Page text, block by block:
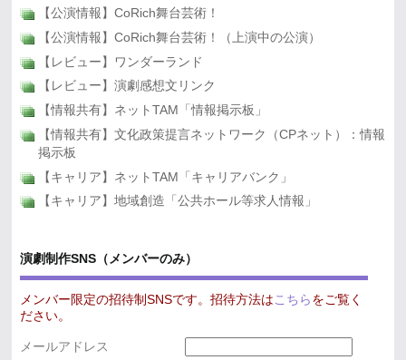
【公演情報】CoRich舞台芸術！
【公演情報】CoRich舞台芸術！（上演中の公演）
【レビュー】ワンダーランド
【レビュー】演劇感想文リンク
【情報共有】ネットTAM「情報掲示板」
【情報共有】文化政策提言ネットワーク（CPネット）：情報
掲示板
【キャリア】ネットTAM「キャリアバンク」
【キャリア】地域創造「公共ホール等求人情報」
演劇制作SNS（メンバーのみ）
メンバー限定の招待制SNSです。招待方法は こちら をご覧く
ださい。
メールアドレス